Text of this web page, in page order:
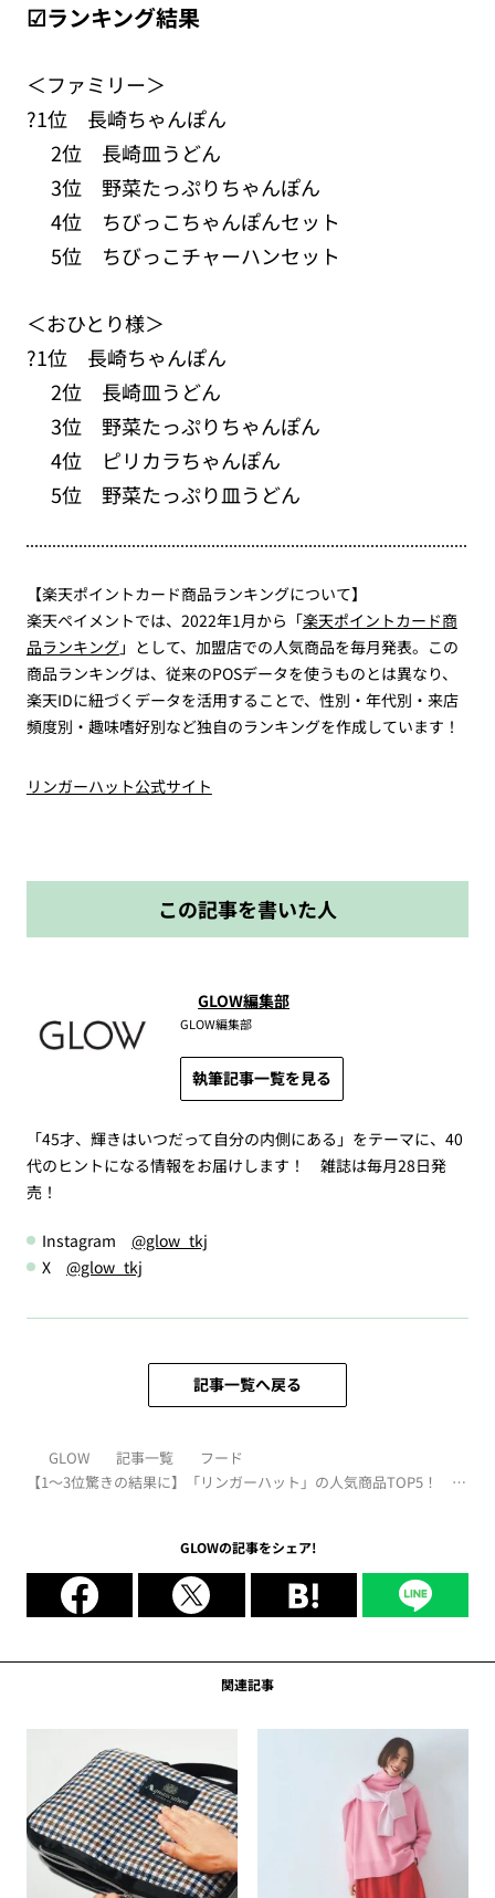
☑ランキング結果
＜ファミリー＞
?1位 長崎ちゃんぽん
2位 長崎皿うどん
3位 野菜たっぷりちゃんぽん
4位 ちびっこちゃんぽんセット
5位 ちびっこチャーハンセット
＜おひとり様＞
?1位 長崎ちゃんぽん
2位 長崎皿うどん
3位 野菜たっぷりちゃんぽん
4位 ピリカラちゃんぽん
5位 野菜たっぷり皿うどん
【楽天ポイントカード商品ランキングについて】
楽天ペイメントでは、 2022年1月から「楽天ポイントカード商
品ランキング」として、加盟店での人気商品を毎月発表。この
商品ランキングは、従来のPOSデータを使うものとは異なり、
楽天IDに紐づくデータを活用することで、性別・年代別・来店
頻度別・趣味嗜好別など独自のランキングを作成しています！
リンガーハット公式サイト
この記事を書いた人
GLOW編集部
GLOW編集部
執筆記事一覧を見る
「45才、輝きはいつだって自分の内側にある」をテーマに、40
代のヒントになる情報をお届けします！ 雑誌は毎月28日発
売！
Instagram @glow_tkj
X @glow_tkj
記事一覧へ戻る
GLOW 記事一覧
フード
【1～3位驚きの結果に】「リンガーハット」の人気商品TOP5！
GLOWの記事をシェア!
関連記事